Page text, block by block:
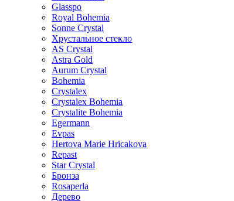
Glasspo
Royal Bohemia
Sonne Crystal
Хрустальное стекло
AS Crystal
Astra Gold
Aurum Crystal
Bohemia
Crystalex
Crystalex Bohemia
Crystalite Bohemia
Egermann
Evpas
Hertova Marie Hricakova
Repast
Star Crystal
Бронза
Rosaperla
Дерево